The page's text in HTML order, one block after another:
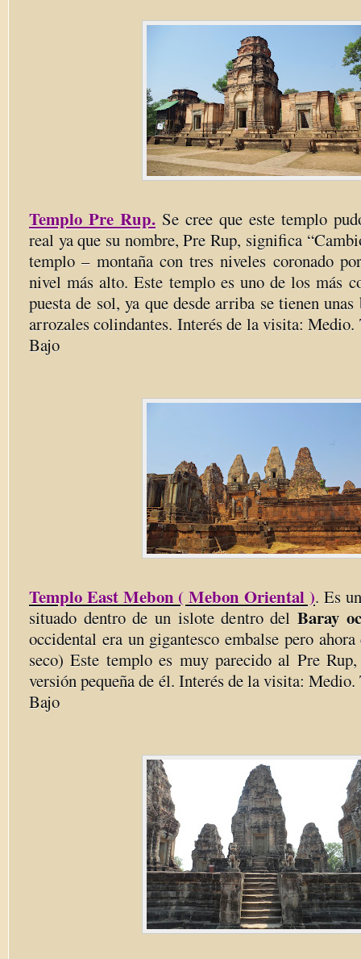
Templo Pre Rup. Se cree que este templo
real ya que su nombre, Pre Rup, significa
templo – montaña con tres niveles coronado
nivel más alto. Este templo es uno de los más
puesta de sol, ya que desde arriba se tienen
arrozales colindantes. Interés de la visita:
Bajo
Templo East Mebon ( Mebon Oriental ). Es
situado dentro de un islote dentro del Baray
occidental era un gigantesco embalse pero
seco) Este templo es muy parecido al Pre
versión pequeña de él. Interés de la visita:
Bajo